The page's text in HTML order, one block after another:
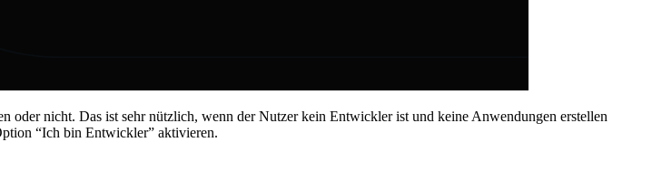
nicht. Das ist sehr nützlich, wenn der Nutzer kein Entwickler ist und keine Anwendungen erstellen
“Ich bin Entwickler” aktivieren.